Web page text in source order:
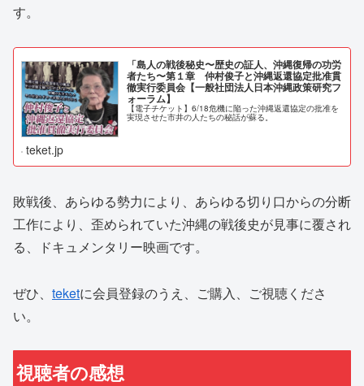
す。
「島人の戦後秘史〜歴史の証人、沖縄復帰の功労
者たち〜第１章 仲村俊子と沖縄返還協定批准貫
徹実行委員会【一般社団法人日本沖縄政策研究フ
ォーラム】
【電子チケット】6/18危機に陥った沖縄返還協定の批准を
実現させた市井の人たちの秘話が蘇る。
teket.jp
敗戦後、あらゆる勢力により、あらゆる切り口からの分断
工作により、歪められていた沖縄の戦後史が見事に覆され
る、ドキュメンタリー映画です。
ぜひ、 teketに会員登録のうえ、ご購入、ご視聴くださ
い。
視聴者の感想